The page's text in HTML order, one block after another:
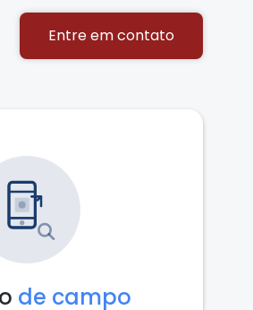
Entre em contato
de campo